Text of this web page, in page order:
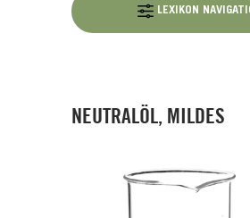
LEXIKON
NEUTRALÖL, MILDES